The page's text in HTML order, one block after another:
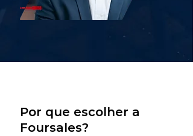
Por que escolher a
Foursales?